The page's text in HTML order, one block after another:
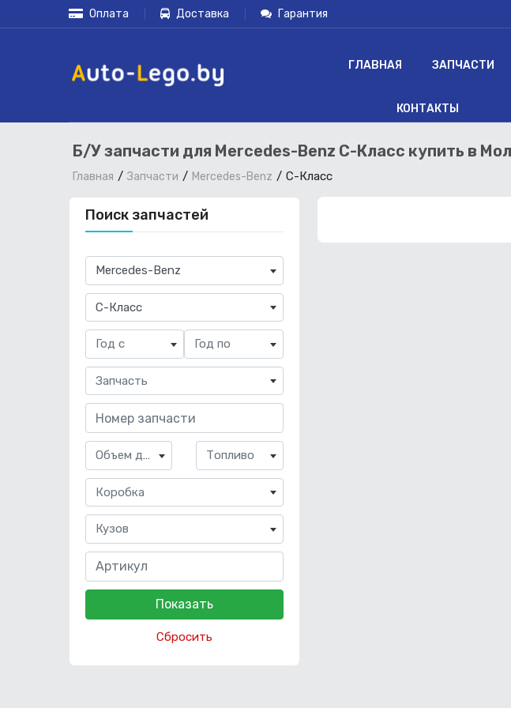
Оплата Доставка Гарантия
ГЛАВНАЯ ЗАПЧАСТИ
КОНТАКТЫ
Б/У запчасти для Mercedes-Benz C-Класс купить в
Главная Запчасти Mercedes-Benz C-Класс
Поиск запчастей
×
Mercedes-Benz
×
C-Класс
Год с Год по
Запчасть
Объем двигателя Топливо
Коробка
Кузов
Сбросить